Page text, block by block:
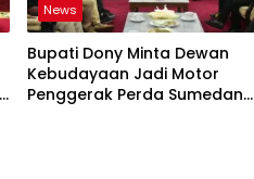
News
Bupati Dony Minta Dewan
Kebudayaan Jadi Motor
Penggerak Perda Sumedang